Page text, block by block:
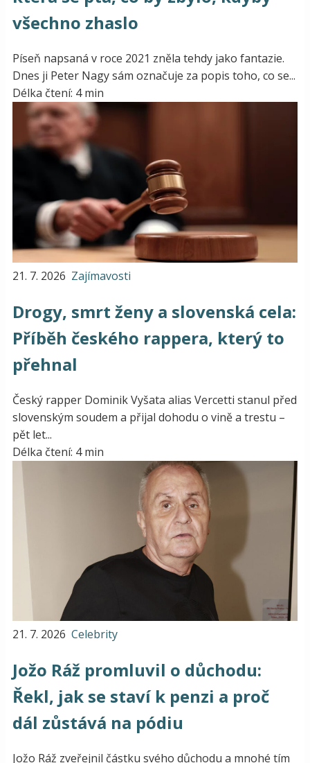
všechno zhaslo
Píseň napsaná v roce 2021 zněla tehdy jako fantazie.
Dnes ji Peter Nagy sám označuje za popis toho, co se...
Délka čtení: 4 min
21. 7. 2026 Zajímavosti
Drogy, smrt ženy a slovenská cela:
Příběh českého rappera, který to
přehnal
Český rapper Dominik Vyšata alias Vercetti stanul před
slovenským soudem a přijal dohodu o vině a trestu –
pět let...
Délka čtení: 4 min
21. 7. 2026 Celebrity
Jožo Ráž promluvil o důchodu:
Řekl, jak se staví k penzi a proč
dál zůstává na pódiu
Jožo Ráž zveřejnil částku svého důchodu a mnohé tím